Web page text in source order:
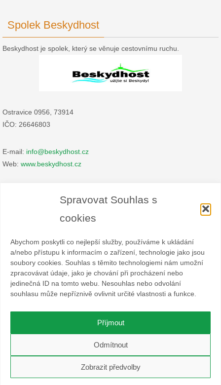
Spravovat Souhlas s
cookies
Abychom poskytli co nejlepší služby, používáme k ukládání
a/nebo přístupu k informacím o zařízení, technologie jako jsou
soubory cookies. Souhlas s těmito technologiemi nám umožní
zpracovávat údaje, jako je chování při procházení nebo
jedinečná ID na tomto webu. Nesouhlas nebo odvolání
souhlasu může nepříznivě ovlivnit určité vlastnosti a funkce.
Příjmout
Odmítnout
Zobrazit předvolby
Spolek Beskydhost
Beskydhost je spolek, který se věnuje cestovnímu ruchu.
Ostravice 0956, 73914
IČO: 26646803
E-mail: info@beskydhost.cz
Web: www.beskydhost.cz
Spolek BESKYDHOST je dobrovolný svazek fyzických a
právnických osob podnikajících v hostinské živnosti
a příbuzných oborech v oblasti cestovního ruchu. Místem
nad Ostravicí.
O WordPress se stará